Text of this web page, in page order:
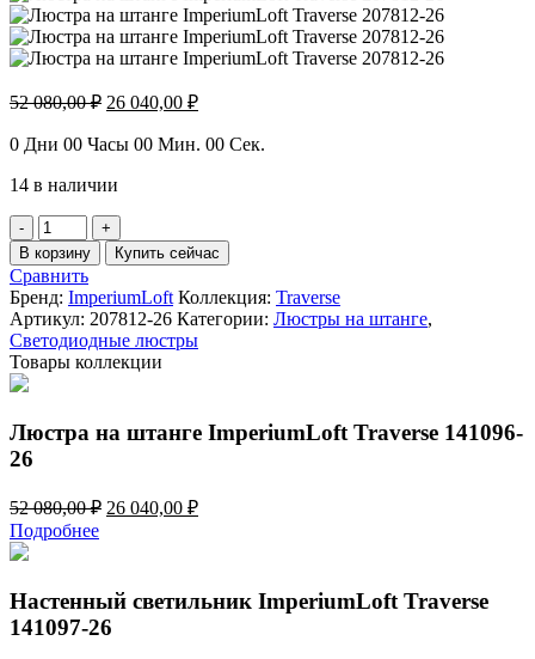
52 080,00₽ Первоначальная
составляла
080,00 ₽.
26 040,00 ₽Текущая
26
0 Дни 00 Часы 00 Мин. 00 Сек.
14 в наличии
Количество
товара
Люстра
на
штанге
ImperiumLoft
Traverse
207812-
В корзину Купить сейчас
Сравнить
Бренд: ImperiumLoft Коллекция: Traverse
Артикул: 207812-26 Категории: Люстры на штанге,
Светодиодные люстры
Товары коллекции
Люстра на штанге ImperiumLoft Traverse 141096-
26
52 080,00₽ Первоначальная
080,00 ₽.
26 040,00 ₽Текущая
Подробнее
Настенный светильник ImperiumLoft Traverse
141097-26